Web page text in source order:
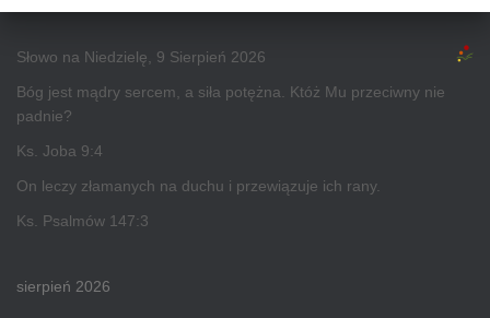
Słowo na Niedzielę, 9 Sierpień 2026
Bóg jest mądry sercem, a siła potężna. Któż Mu przeciwny nie
padnie?
Ks. Joba 9:4
On leczy złamanych na duchu i przewiązuje ich rany.
Ks. Psalmów 147:3
sierpień 2026